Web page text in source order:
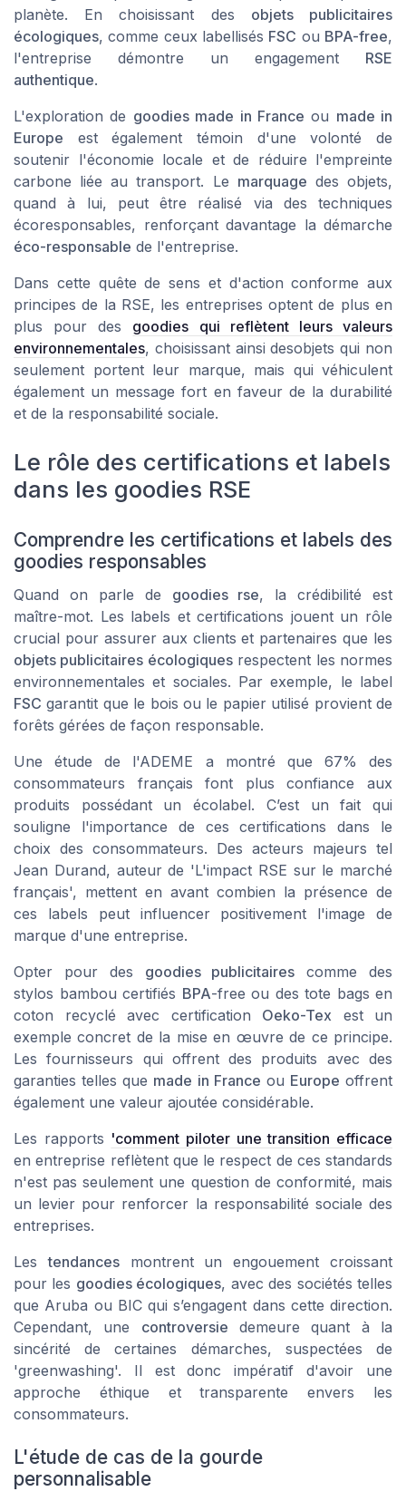
planète. En choisissant des objets publicitaires
écologiques, comme ceux labellisés FSC ou BPA-free,
l'entreprise démontre un engagement RSE
authentique.
L'exploration de goodies made in France ou made in
Europe est également témoin d'une volonté de
soutenir l'économie locale et de réduire l'empreinte
carbone liée au transport. Le marquage des objets,
quand à lui, peut être réalisé via des techniques
écoresponsables, renforçant davantage la démarche
éco-responsable de l'entreprise.
Dans cette quête de sens et d'action conforme aux
principes de la RSE, les entreprises optent de plus en
plus pour des goodies qui reflètent leurs valeurs
environnementales, choisissant ainsi desobjets qui non
seulement portent leur marque, mais qui véhiculent
également un message fort en faveur de la durabilité
et de la responsabilité sociale.
Le rôle des certifications et labels
dans les goodies RSE
Comprendre les certifications et labels des
goodies responsables
Quand on parle de goodies rse, la crédibilité est
maître-mot. Les labels et certifications jouent un rôle
crucial pour assurer aux clients et partenaires que les
objets publicitaires écologiquesrespectent les normes
environnementales et sociales. Par exemple, le label
FSC garantit que le bois ou le papier utilisé provient de
forêts gérées de façon responsable.
Une étude de l'ADEME a montré que 67% des
consommateurs français font plus confiance aux
produits possédant un écolabel. C’est un fait qui
souligne l'importance de ces certifications dans le
choix des consommateurs. Des acteurs majeurs tel
Jean Durand, auteur de 'L'impact RSE sur le marché
français', mettent en avant combien la présence de
ces labels peut influencer positivement l'image de
marque d'une entreprise.
Opter pour des goodies publicitaires comme des
stylos bambou certifiés BPA-free ou des tote bags en
coton recyclé avec certification Oeko-Tex est un
exemple concret de la mise en œuvre de ce principe.
Les fournisseurs qui offrent des produits avec des
garanties telles que made in France ou Europe offrent
également une valeur ajoutée considérable.
Les rapports 'comment piloter une transition efficace
en entreprise reflètent que le respect de ces standards
n'est pas seulement une question de conformité, mais
un levier pour renforcer la responsabilité sociale des
entreprises.
Lestendancesmontrent un engouement croissant
pour les goodies écologiques, avec des sociétés telles
que Aruba ou BIC qui s’engagent dans cette direction.
Cependant, une controversie demeure quant à la
sincérité de certaines démarches, suspectées de
'greenwashing'. Il est donc impératif d'avoir une
approche éthique et transparente envers les
consommateurs.
L'étude de cas de la gourde
personnalisable